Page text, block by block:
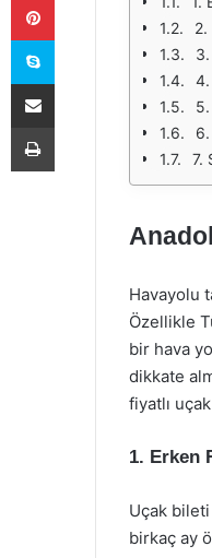
2.
3.
4.
7.
Havayolu
Özellikle
bir hava
dikkate
fiyatlı
1. Erken
Uçak
birkaç ay
Skype
E-Posta ile paylaş